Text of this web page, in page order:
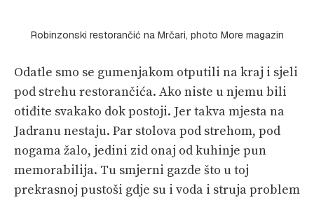
Robinzonski restorančić na Mrčari, photo More magazin
Odatle smo se gumenjakom otputili na kraj i sjeli
pod strehu restorančića. Ako niste u njemu bili
otiđite svakako dok postoji. Jer takva mjesta na
Jadranu nestaju. Par stolova pod strehom, pod
nogama žalo, jedini zid onaj od kuhinje pun
memorabilija. Tu smjerni gazde što u toj
prekrasnoj pustoši gdje su i voda i struja problem